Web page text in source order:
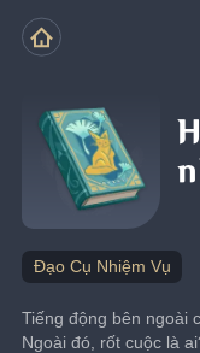
Đạo Cụ Nhiệm Vụ
Tiếng động bên ngoài
Ngoài đó, rốt cuộc là